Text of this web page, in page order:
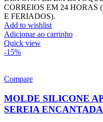
CORREIOS EM 24
E FERIADOS).
Add to wishlist
Adicionar ao carrinho
Quick view
-15%
Compare
MOLDE SILICONE
SEREIA ENCANTADA